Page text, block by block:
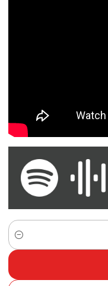
Quantity